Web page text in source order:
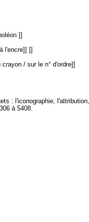
]]
l'encre]] ]]
/ sur le n° d'ordre]]
: l'iconographie,
à 5408.